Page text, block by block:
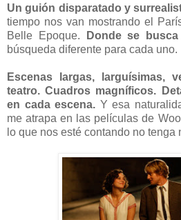
Un guión disparatado y
tiempo nos van mostrando el
Belle Epoque.
Donde se
búsqueda diferente para cada uno.
Escenas largas, larguísimas,
teatro. Cuadros magníficos.
en cada escena. Y esa
me atrapa en las películas de
lo que nos esté contando no tenga